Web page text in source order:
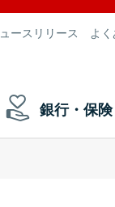
ースリリース よ
銀行・保険